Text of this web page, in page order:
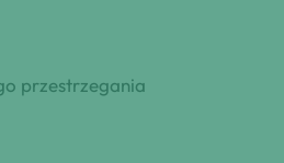
przestrzegania